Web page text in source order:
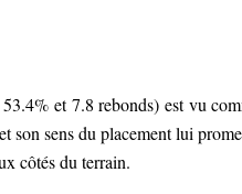
et 7.8 rebonds) est vu
son sens du placement lui
côtés du terrain.